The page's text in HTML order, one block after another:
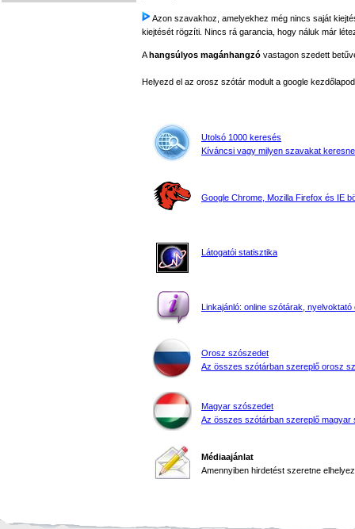
Azon szavakhoz, amelyekhez még nincs saját
kiejtését rögzíti. Nincs rá garancia, hogy náluk már
Ahangsúlyos magánhangzó vastagon szedett
Helyezd el az orosz szótár modult a google
Utolsó 1000 keresés
Kíváncsi vagy milyen szavakat
Google Chrome, Mozilla Firefox és IE
Látogatói statisztika
Linkajánló: online szótárak, nyelvoktató
Orosz szószedet
Az összes szótárban szereplő orosz
Magyar szószedet
Az összes szótárban szereplő magyar
Médiaajánlat
Amennyiben hirdetést szeretne